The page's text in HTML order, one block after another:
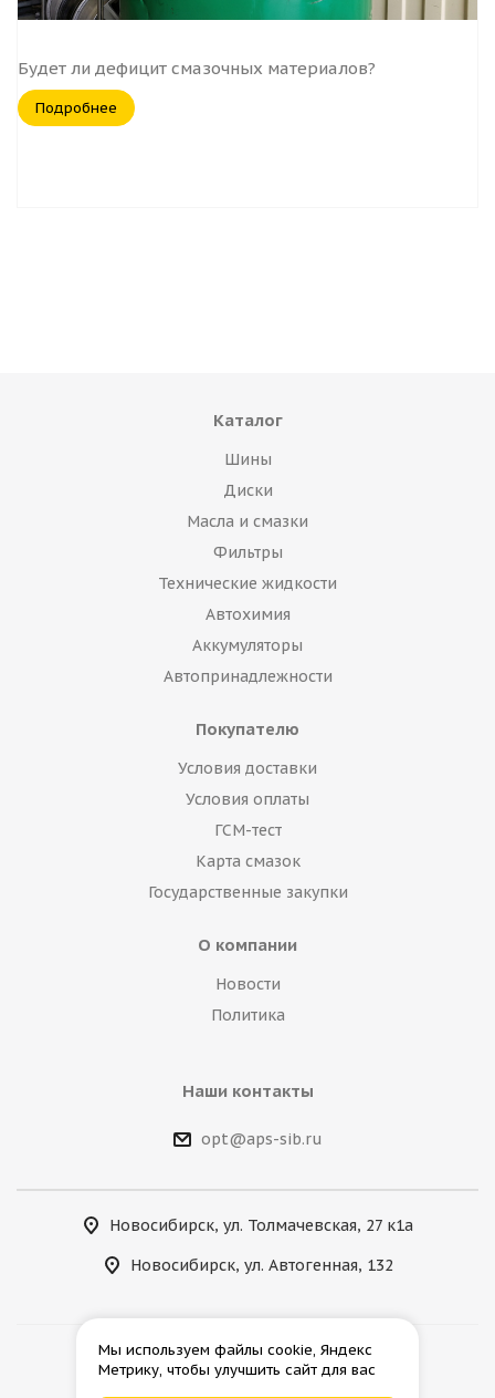
Будет ли дефицит смазочных материалов?
Подробнее
Каталог
Шины
Диски
Масла и смазки
Фильтры
Технические жидкости
Автохимия
Аккумуляторы
Автопринадлежности
Покупателю
Условия доставки
Условия оплаты
ГСМ-тест
Карта смазок
Государственные закупки
О компании
Новости
Политика
Наши контакты
opt@aps-sib.ru
Новосибирск, ул. Толмачевская, 27 к1а
Новосибирск, ул. Автогенная, 132
2026 © АгроПромСнаб
Мы используем файлы cookie, Яндекс
Метрику, чтобы улучшить сайт для вас